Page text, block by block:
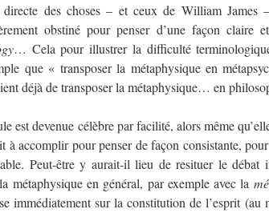
des choses – et ceux de William James
obstiné pour penser d’une façon claire
… Cela pour illustrer la difficulté
que « transposer la métaphysique en
déjà de transposer la métaphysique… en
est devenue célèbre par facilité, alors même
à accomplir pour penser de façon consistante,
Peut-être y aurait-il lieu de resituer le débat
métaphysique en général, par exemple avec la
immédiatement sur la constitution de l’esprit